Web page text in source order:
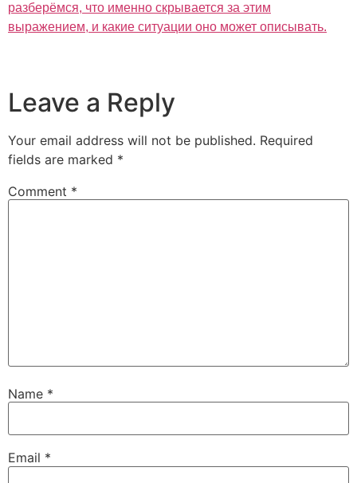
разберёмся, что именно скрывается за этим
выражением, и какие ситуации оно может описывать.
Leave a Reply
Your email address will not be published. Required
fields are marked *
Comment *
Name *
Email *